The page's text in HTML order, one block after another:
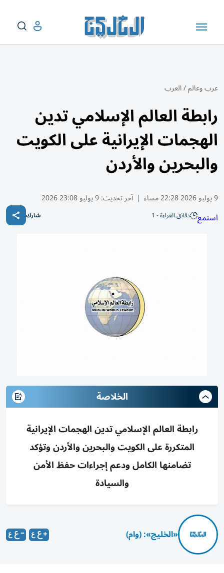
عرب وعالم/العرب
رابطة العالم الإسلامي تدين
الهجمات الإيرانية على الكويت
والبحرين والأردن
9 يوليو 2026 22:28 مساء | آخر تحديث:9 يوليو 23:08 2026
استمع دقائق القراءة - 1 شارك
الخلاصة
رابطة العالم الإسلامي تدين الهجمات الإيرانية
المتكررة على الكويت والبحرين والأردن وتؤكد
تضامنها الكامل ودعم إجراءات حفظ الأمن
والسيادة
«الخليج»: (وام)